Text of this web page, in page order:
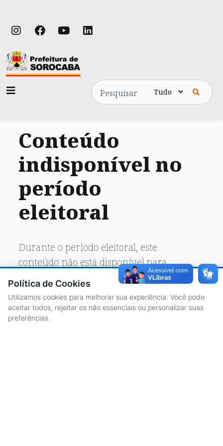
Pesquisa
Conteúdo
indisponível no
período
eleitoral
Durante o período eleitoral, este
conteúdo não está disponível para
acesso público.
Política de Cookies
Utilizamos cookies para melhorar sua experiência. Você pode
aceitar todos, rejeitar os não essenciais ou personalizar suas
preferências.